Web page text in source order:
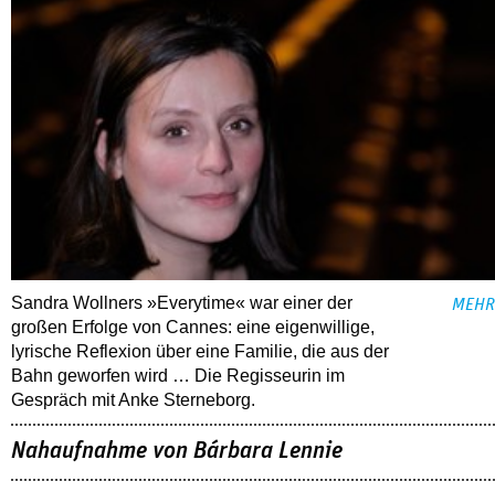
Sandra Wollners »Everytime« war einer der
großen Erfolge von Cannes: eine eigenwillige,
lyrische Reflexion über eine ­Familie, die aus der
Bahn geworfen wird … Die Regisseurin im
Gespräch mit Anke Sterneborg.
MEHR
Nahaufnahme von Bárbara Lennie